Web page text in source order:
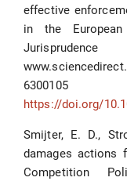
effective
in the European
https://doi.org/
Smijter, E. D.,
damages actions
Competition